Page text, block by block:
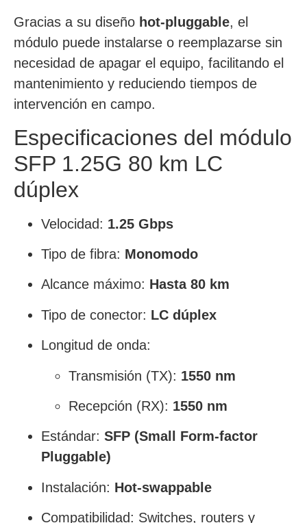
Gracias a su diseño hot-pluggable, el
módulo puede instalarse o reemplazarse sin
necesidad de apagar el equipo, facilitando el
mantenimiento y reduciendo tiempos de
intervención en campo.
Especificaciones del módulo
SFP 1.25G 80 km LC
dúplex
Velocidad: 1.25 Gbps
Tipo de fibra: Monomodo
Alcance máximo: Hasta 80 km
Tipo de conector: LC dúplex
Longitud de onda:
Transmisión (TX): 1550 nm
Recepción (RX): 1550 nm
Estándar: SFP (Small Form-factor
Pluggable)
Instalación: Hot-swappable
Compatibilidad: Switches, routers y